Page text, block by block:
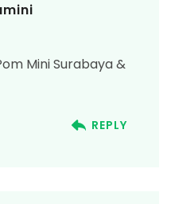
Mini Surabaya &
REPLY